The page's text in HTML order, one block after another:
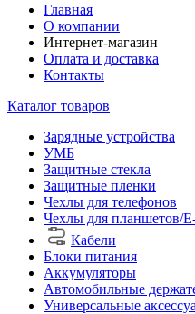
Главная
О компании
Интернет-магазин
Оплата и доставка
Контакты
Каталог товаров
Зарядные устройства
УМБ
Защитные стекла
Защитные пленки
Чехлы для телефонов
Чехлы для планшетов/
Кабели
Блоки питания
Аккумуляторы
Автомобильные
Универсальные